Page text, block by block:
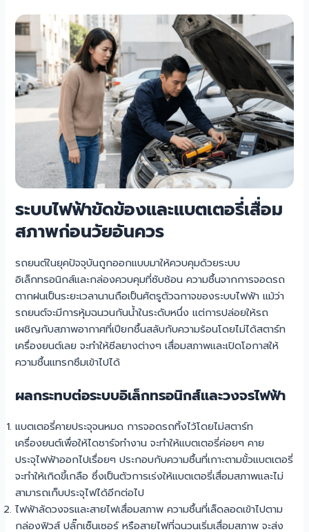
ระบบไฟฟ้าขัดข้องและแบตเตอรี่เสื่อม
สภาพก่อนวัยอันควร
รถยนต์ในยุคปัจจุบันถูกออกแบบมาให้ควบคุมด้วยระบบ
อิเล็กทรอนิกส์และกล่องควบคุมที่ซับซ้อน ความชื้นจากการจอดรถ
ตากฝนเป็นระยะเวลานานถือเป็นศัตรูตัวฉกาจของระบบไฟฟ้า แม้ว่า
รถยนต์จะมีการหุ้มฉนวนกันน้ำในระดับหนึ่ง แต่การปล่อยให้รถ
เผชิญกับสภาพอากาศที่เปียกชื้นสลับกับความร้อนโดยไม่ได้สตาร์ท
เครื่องยนต์เลย จะทำให้ซีลยางต่างๆ เสื่อมสภาพและเปิดโอกาสให้
ความชื้นแทรกซึมเข้าไปได้
ผลกระทบต่อระบบอิเล็กทรอนิกส์และวงจรไฟฟ้า
แบตเตอรี่คายประจุจนหมด การจอดรถทิ้งไว้โดยไม่สตาร์ท
เครื่องยนต์เพื่อให้ไดชาร์จทำงาน จะทำให้แบตเตอรี่ค่อยๆ คาย
ประจุไฟฟ้าออกไปเรื่อยๆ ประกอบกับความชื้นที่เกาะตามขั้วแบตเตอรี่
จะทำให้เกิดขี้เกลือ ซึ่งเป็นตัวการเร่งให้แบตเตอรี่เสื่อมสภาพและไม่
สามารถเก็บประจุไฟได้อีกต่อไป
ไฟฟ้าลัดวงจรและสายไฟเสื่อมสภาพ ความชื้นที่เล็ดลอดเข้าไปตาม
กล่องฟิวส์ ปลั๊กเซ็นเซอร์ หรือสายไฟที่ฉนวนเริ่มเสื่อมสภาพ จะส่ง